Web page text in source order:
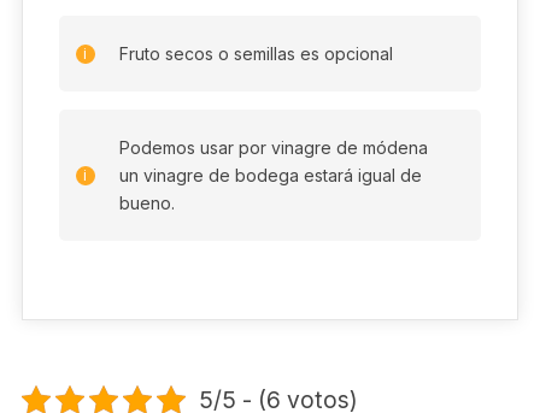
Fruto secos o semillas es opcional
Podemos usar por vinagre de módena
un vinagre de bodega estará igual de
bueno.
5/5 - (6 votos)